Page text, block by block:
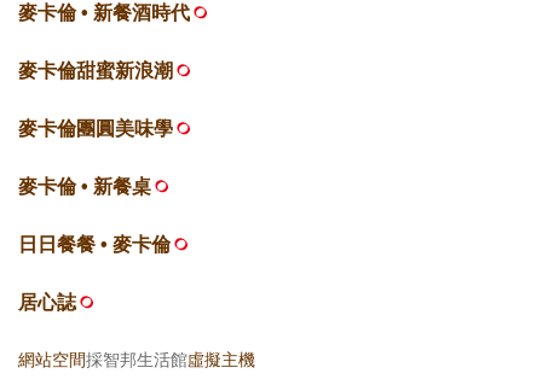
麥卡倫 • 新餐酒時代
麥卡倫甜蜜新浪潮
麥卡倫團圓美味學
麥卡倫 • 新餐桌
日日餐餐 • 麥卡倫
居心誌
網站空間採智邦生活館虛擬主機